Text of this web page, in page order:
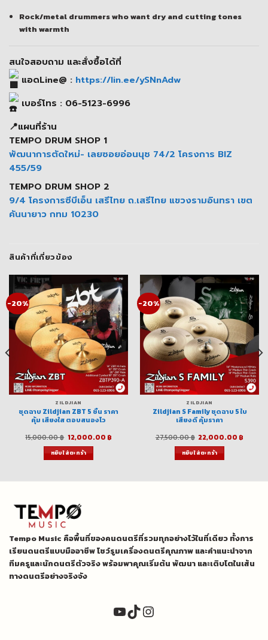
Rock/metal drummers who want dry and cutting tones
with warmth
สนใจสอบถาม และสั่งซื้อได้ที่
แอดLine@ : https://lin.ee/ySNnAdw
เบอร์โทร : 06-5123-6996
📍แผนที่ร้าน
TEMPO DRUM SHOP 1
พัฒนาการตัดใหม่- เลยซอยอ่อนนุช 74/2 โครงการ BIZ
455/59
TEMPO DRUM SHOP 2
9/4 โครงการซีบีเอ็น เสรีไทย ถ.เสรีไทย แขวงรามอินทรา เขต
คันนายาว กทม 10230
สินค้าที่เกี่ยวข้อง
-20%
ZILDJIAN
ชุดฉาบ Zildjian ZBT 5 ชิ้น ราคา
คุ้ม เสียงใส ตอบสนองไว
15,000.00฿ Original
price
was:
15,000.00 ฿.
12,000.00 ฿Current
หยิบใส่ตะกร้า
-20%
ZILDJIAN
Zildjian S Family ชุดฉาบ 5 ใบ
เสียงดี คุ้มราคา
27,500.00฿ Original
price
was:
27,500.00 ฿.
22,000.00 ฿
หยิบใส่ตะกร้า
Tempo Music คือพื้นที่ของคนดนตรีที่รวมทุกอย่างไว้ในที่เดียว ทั้งการ
เรียนดนตรีแบบมืออาชีพ โชว์รูมเครื่องดนตรีคุณภาพ และคำแนะนำจาก
ทีมครูและนักดนตรีตัวจริง พร้อมพาคุณเริ่มต้น พัฒนา และเติบโตในเส้น
ทางดนตรีอย่างจริงจัง
YouTube
TikTok
Instagram